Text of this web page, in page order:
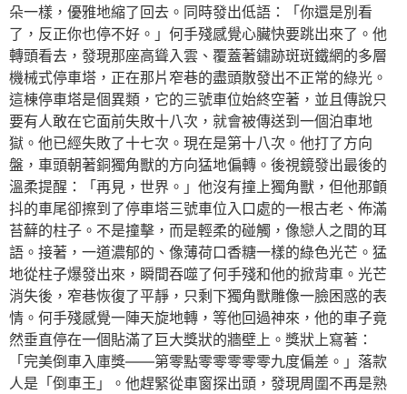
朵一樣，優雅地縮了回去。同時發出低語：「你還是別看
了，反正你也停不好。」何手殘感覺心臟快要跳出來了。他
轉頭看去，發現那座高聳入雲、覆蓋著鏽跡斑斑鐵網的多層
機械式停車塔，正在那片窄巷的盡頭散發出不正常的綠光。
這棟停車塔是個異類，它的三號車位始終空著，並且傳說只
要有人敢在它面前失敗十八次，就會被傳送到一個泊車地
獄。他已經失敗了十七次。現在是第十八次。他打了方向
盤，車頭朝著銅獨角獸的方向猛地偏轉。後視鏡發出最後的
溫柔提醒：「再見，世界。」他沒有撞上獨角獸，但他那顫
抖的車尾卻擦到了停車塔三號車位入口處的一根古老、佈滿
苔蘚的柱子。不是撞擊，而是輕柔的碰觸，像戀人之間的耳
語。接著，一道濃郁的、像薄荷口香糖一樣的綠色光芒。猛
地從柱子爆發出來，瞬間吞噬了何手殘和他的掀背車。光芒
消失後，窄巷恢復了平靜，只剩下獨角獸雕像一臉困惑的表
情。何手殘感覺一陣天旋地轉，等他回過神來，他的車子竟
然垂直停在一個貼滿了巨大獎狀的牆壁上。獎狀上寫著：
「完美倒車入庫獎——第零點零零零零零九度偏差。」落款
人是「倒車王」。他趕緊從車窗探出頭，發現周圍不再是熟